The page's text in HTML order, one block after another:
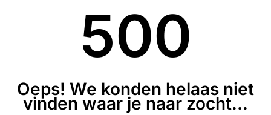
500
Oeps! We konden helaas niet
vinden waar je naar zocht...